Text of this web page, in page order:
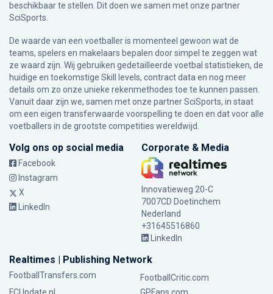
beschikbaar te stellen. Dit doen we samen met onze partner
SciSports.
De waarde van een voetballer is momenteel gewoon wat de
teams, spelers en makelaars bepalen door simpel te zeggen wat
ze waard zijn. Wij gebruiken gedetailleerde voetbal statistieken, de
huidige en toekomstige Skill levels, contract data en nog meer
details om zo onze unieke rekenmethodes toe te kunnen passen.
Vanuit daar zijn we, samen met onze partner SciSports, in staat
om een eigen transferwaarde voorspelling te doen en dat voor alle
voetballers in de grootste competities wereldwijd.
Volg ons op social media
Facebook
Instagram
X
LinkedIn
Corporate & Media
Innovatieweg 20-C
7007CD Doetinchem
Nederland
+31645516860
LinkedIn
Realtimes | Publishing Network
FootballTransfers.com
FootballCritic.com